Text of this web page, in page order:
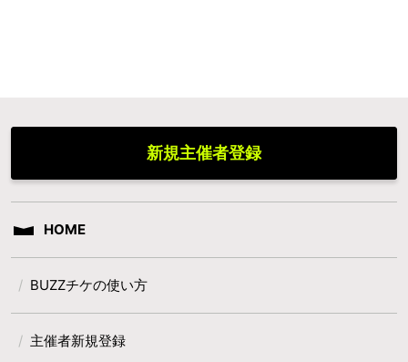
新規主催者登録
HOME
BUZZチケの使い方
主催者新規登録